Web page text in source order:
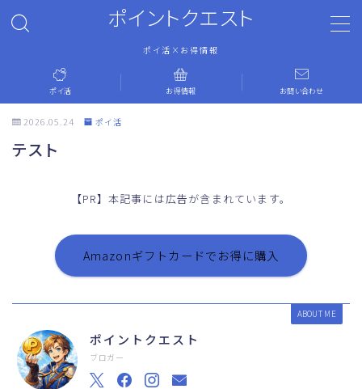
ポイントクエスト
ポイ活×お得情報
ポイ活
お問い合わせ
プライバシーポリシー
ポイ活 お得情報 お問い合わせ
2026.05.24 ポイ活
テスト
【PR】本記事には広告が含まれています。
Amazonギフトカードでお得に購入
ABOUT ME
ポイントクエスト
ブロガー